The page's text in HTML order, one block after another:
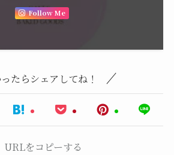
Follow Me
たらシェアしてね！
URLをコピーする